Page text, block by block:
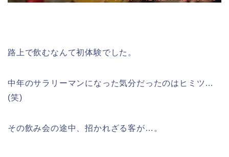
路上で飲むなんて初体験でした。
中年のサラリーマンになった気分だったのはヒミツ…
(笑)
その飲み会の途中、招かれざる客が…。